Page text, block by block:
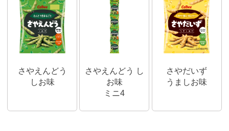
さやえんどう
しお味
さやえんどう し
お味
ミニ4
さやだいず
うましお味